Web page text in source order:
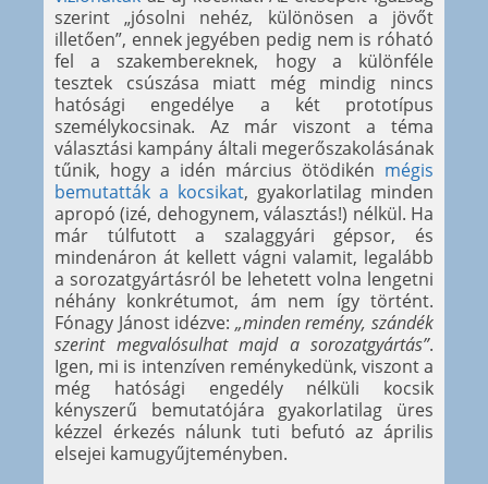
szerint „jósolni nehéz, különösen a jövőt
illetően”, ennek jegyében pedig nem is róható
fel a szakembereknek, hogy a különféle
tesztek csúszása miatt még mindig nincs
hatósági engedélye a két prototípus
személykocsinak. Az már viszont a téma
választási kampány általi megerőszakolásának
tűnik, hogy a idén március ötödikén mégis
bemutatták a kocsikat, gyakorlatilag minden
apropó (izé, dehogynem, választás!) nélkül. Ha
már túlfutott a szalaggyári gépsor, és
mindenáron át kellett vágni valamit, legalább
a sorozatgyártásról be lehetett volna lengetni
néhány konkrétumot, ám nem így történt.
Fónagy Jánost idézve: „minden remény, szándék
szerint megvalósulhat majd a sorozatgyártás”.
Igen, mi is intenzíven reménykedünk, viszont a
még hatósági engedély nélküli kocsik
kényszerű bemutatójára gyakorlatilag üres
kézzel érkezés nálunk tuti befutó az április
elsejei kamugyűjteményben.